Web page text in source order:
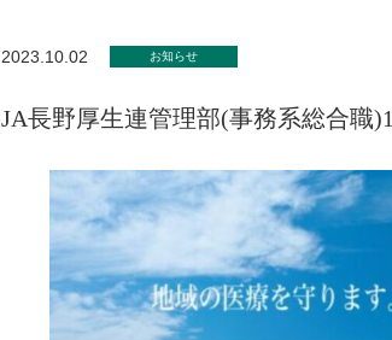
2023.10.02 お知らせ
JA長野厚生連管理部(事務系総合職